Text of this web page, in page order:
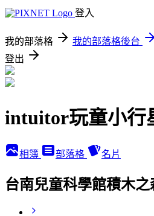
登入
我的部落格 我的部落格後台
登出
intuitor玩童小行
相簿 部落格 名片
台南兒童科學館積木之